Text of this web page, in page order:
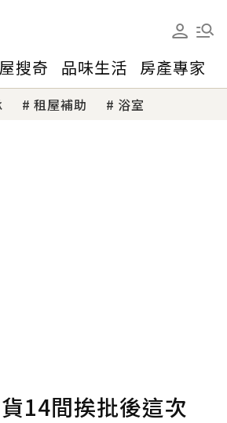
搜奇 品味生活 房產專家
租屋補助 浴室
14間挨批後這次